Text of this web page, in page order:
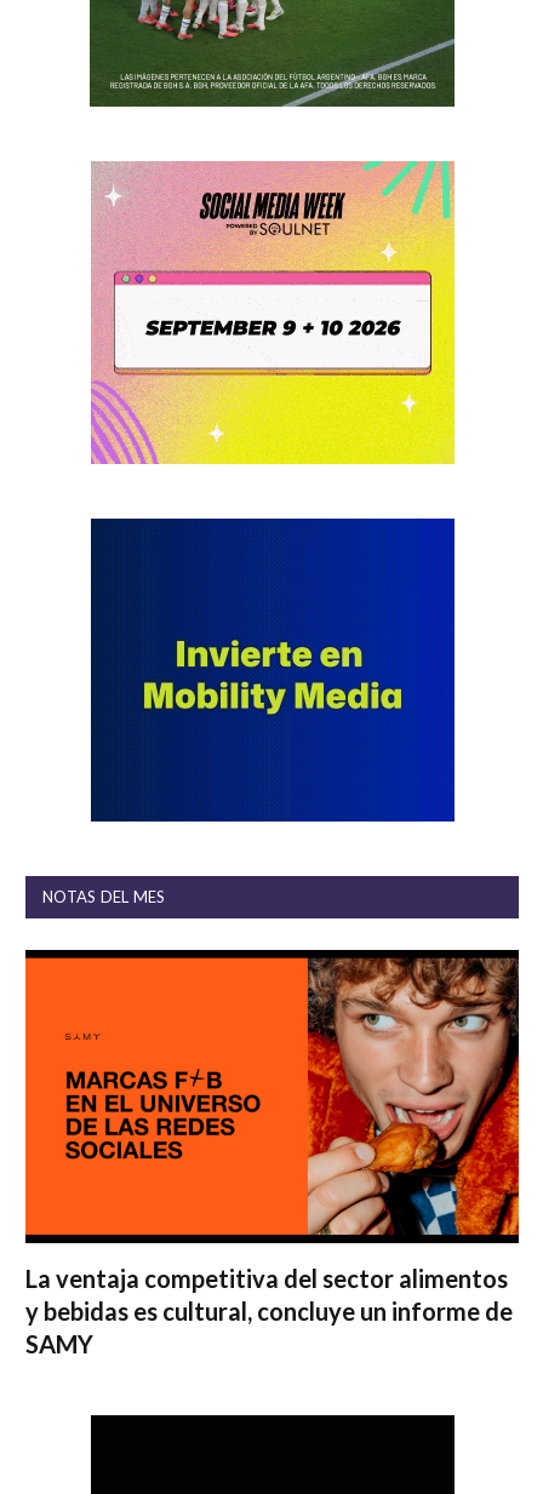
NOTAS DEL MES
La ventaja competitiva del sector alimentos
y bebidas es cultural, concluye un informe de
SAMY